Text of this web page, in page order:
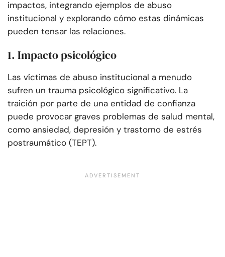
impactos, integrando ejemplos de abuso
institucional y explorando cómo estas dinámicas
pueden tensar las relaciones.
1. Impacto psicológico
Las víctimas de abuso institucional a menudo
sufren un trauma psicológico significativo. La
traición por parte de una entidad de confianza
puede provocar graves problemas de salud mental,
como ansiedad, depresión y trastorno de estrés
postraumático (TEPT).